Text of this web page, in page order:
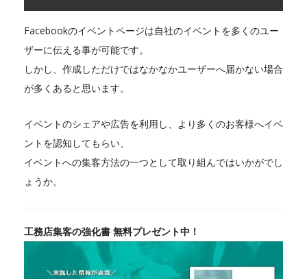
Facebookのイベントページは自社のイベントを多くのユー
ザーに伝える事が可能です。
しかし、作成しただけではなかなかユーザーへ届かない場合
が多くあると思います。
イベントのシェアや広告を利用し、より多くのお客様へイベ
ントを認知してもらい、
イベントへの集客方法の一つとして取り組んではいかがでし
ょうか。
工務店集客の強化書 無料プレゼント中！